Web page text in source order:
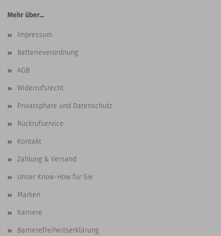
Mehr über...
Impressum
Batterieverordnung
AGB
Widerrufsrecht
Privatsphäre und Datenschutz
Rückrufservice
Kontakt
Zahlung & Versand
Unser Know-How für Sie
Marken
Karriere
Barrierefreiheitserklärung